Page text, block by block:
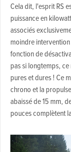
Cela dit, l'esprit RS
puissance en
associés
moindre
fonction de
pas si longtemps,
pures et dures ! Ce
chrono et la
abaissé de 15 mm,
pouces complètent